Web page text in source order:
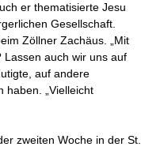
er thematisierte Jesu
Gesellschaft.
Zöllner Zachäus. „Mit
Lassen auch wir uns auf
auf andere
haben. „Vielleicht
zweiten Woche in der St.